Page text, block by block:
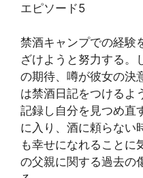
エピソード5
禁酒キャンプでの経験
ざけようと努力する。
の期待、噂が彼女の決
は禁酒日記をつけるよ
記録し自分を見つめ直
に入り、酒に頼らない
も幸せになれることに
の父親に関する過去の